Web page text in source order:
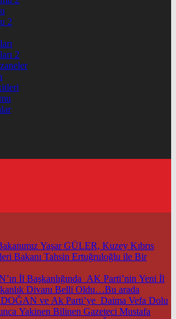
2
2
Yaşar GÜLER, Kuzey Kıbrıs
Bakanı Tahsin Ertuğruloğlu ile Bir
İl Başkanlığında AK Parti’nin Yeni İl
Divanı Belli Oldu…Bu arada
ve Ak Parti’ye Daima Vefa Dolu
Yakinen Bilinen Gazeteci Mustafa